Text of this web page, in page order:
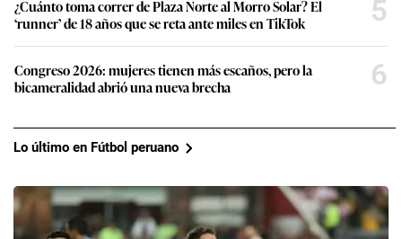
¿Cuánto toma correr de Plaza Norte al Morro Solar? El
‘runner’ de 18 años que se reta ante miles en TikTok
5
Congreso 2026: mujeres tienen más escaños, pero la
bicameralidad abrió una nueva brecha
6
Lo último en Fútbol peruano